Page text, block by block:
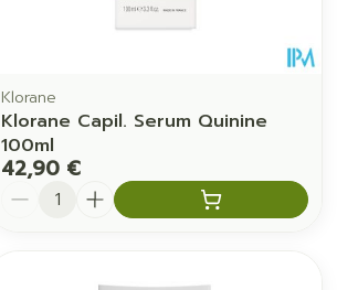
Klorane
Klorane Capil. Serum Quinine
100ml
42,90 €
Quantité